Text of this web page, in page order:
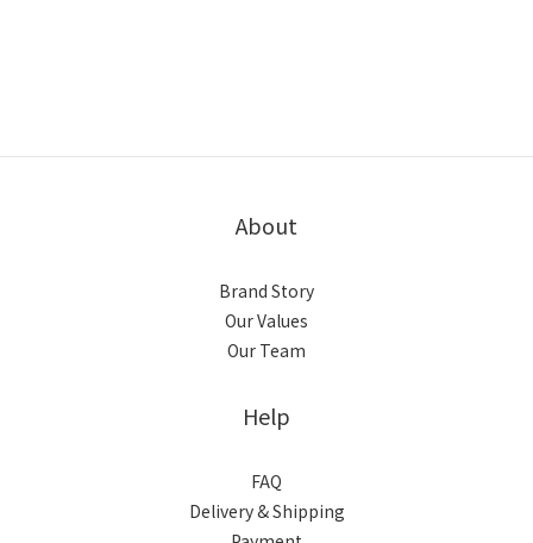
About
Brand Story
Our Values
Our Team
Help
FAQ
Delivery & Shipping